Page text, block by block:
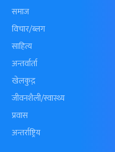
समाज
विचार/ब्लग
साहित्य
अन्तर्वार्ता
खेलकुद़़
जीवनशैली/स्वास्थ्य
प्रवास
अन्तर्राष्ट्रिय